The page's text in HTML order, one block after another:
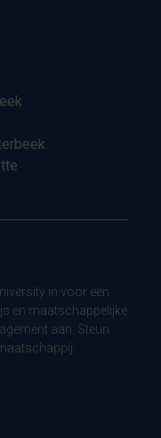
in voor een
en maatschappelijke
aan. Steun